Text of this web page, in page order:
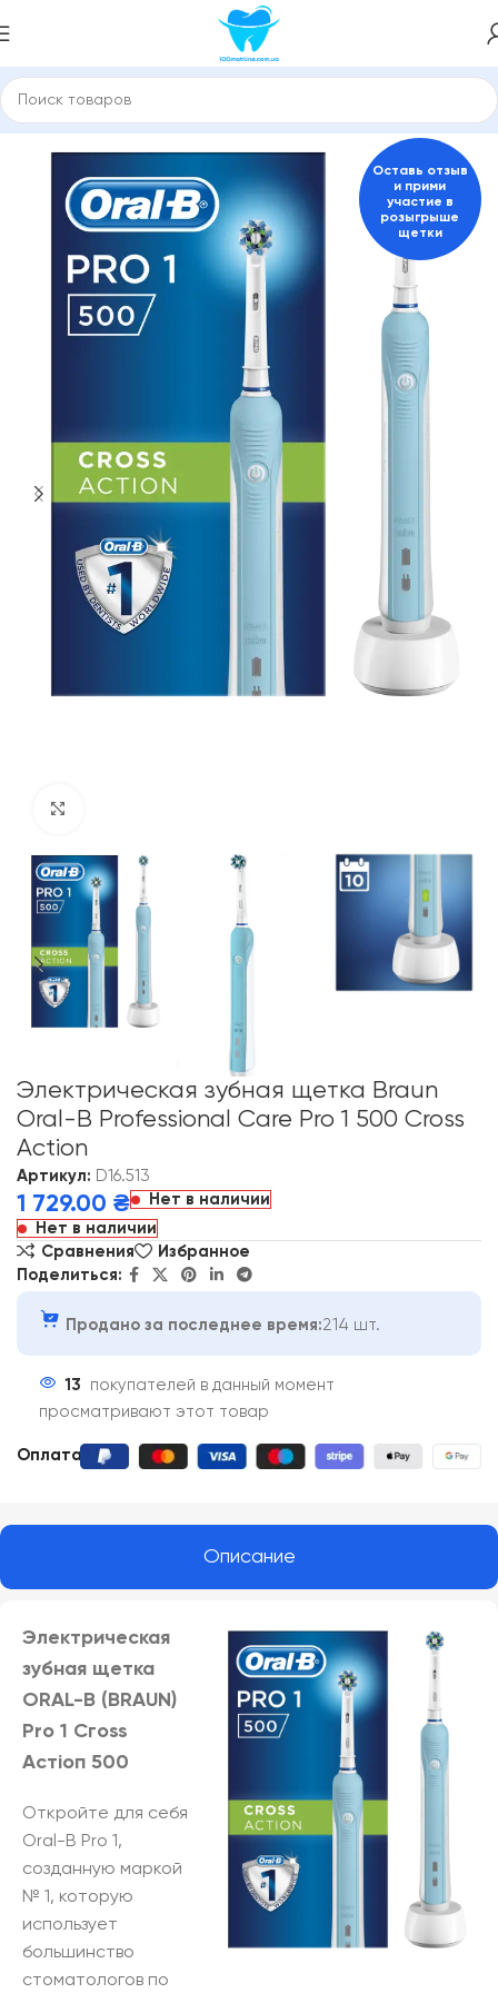
Главная Электрические зубные щетки
Оставь отзыв
и прими
участие в
розыгрыше
щетки
Электрическая зубная щетка Braun
Oral-B Professional Care Pro 1 500 Сross
Aсtion
Артикул: D16.513
1 729.00 ₴
Нет в наличии
Нет в наличии
Сравнения
Избранное
Поделиться:
Продано за последнее время:214 шт.
13
покупателей в данный момент
просматривают этот товар
Оплата:
Описание
Электрическая
зубная щетка
ORAL-B (BRAUN)
Pro 1 Сгоѕѕ
Астіоп 500
Откройте для себя
Oral-B Pro 1,
созданную маркой
№ 1, которую
использует
большинство
стоматологов по